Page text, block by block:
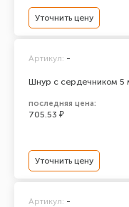
Уточнить цену
Шнур с сердечником 5
Артикул: -
последняя цена:
705.53 ₽
Уточнить цену
Артикул: -